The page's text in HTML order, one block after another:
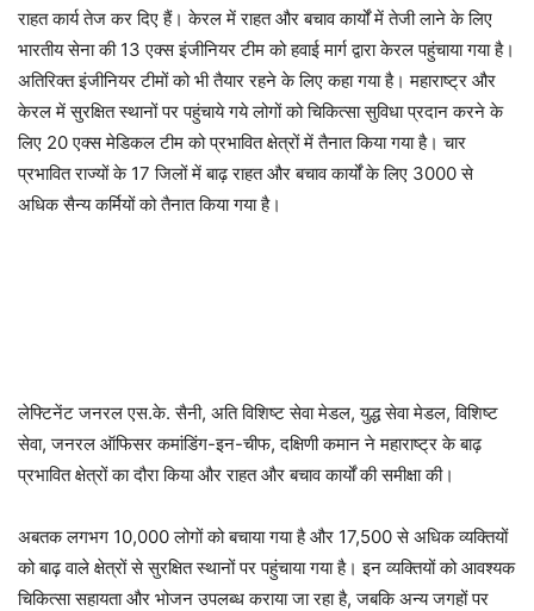
राहत कार्य तेज कर दिए हैं। केरल में राहत और बचाव कार्यों में तेजी लाने के लिए
भारतीय सेना की 13 एक्स इंजीनियर टीम को हवाई मार्ग द्वारा केरल पहुंचाया गया है।
अतिरिक्त इंजीनियर टीमों को भी तैयार रहने के लिए कहा गया है। महाराष्ट्र और
केरल में सुरक्षित स्थानों पर पहुंचाये गये लोगों को चिकित्सा सुविधा प्रदान करने के
लिए 20 एक्स मेडिकल टीम को प्रभावित क्षेत्रों में तैनात किया गया है। चार
प्रभावित राज्यों के 17 जिलों में बाढ़ राहत और बचाव कार्यों के लिए 3000 से
अधिक सैन्य कर्मियों को तैनात किया गया है।
लेफ्टिनेंट जनरल एस.के. सैनी, अति विशिष्ट सेवा मेडल, युद्ध सेवा मेडल, विशिष्ट
सेवा, जनरल ऑफिसर कमांडिंग-इन-चीफ, दक्षिणी कमान ने महाराष्ट्र के बाढ़
प्रभावित क्षेत्रों का दौरा किया और राहत और बचाव कार्यों की समीक्षा की।
अबतक लगभग 10,000 लोगों को बचाया गया है और 17,500 से अधिक व्यक्तियों
को बाढ़ वाले क्षेत्रों से सुरक्षित स्थानों पर पहुंचाया गया है। इन व्यक्तियों को आवश्यक
चिकित्सा सहायता और भोजन उपलब्ध कराया जा रहा है, जबकि अन्य जगहों पर